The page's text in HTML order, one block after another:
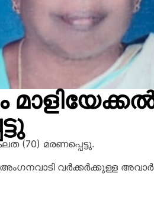
(70) മരണപ്പെട്ടു.
വർക്കർക്കുള്ള